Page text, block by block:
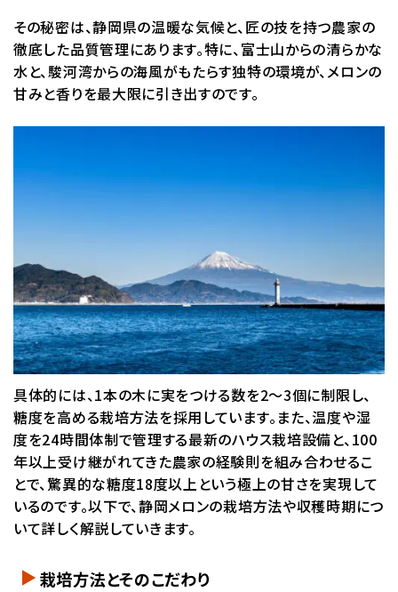
その秘密は、静岡県の温暖な気候と、匠の技を持つ農家の
徹底した品質管理にあります。特に、富士山からの清らかな
水と、駿河湾からの海風がもたらす独特の環境が、メロンの
甘みと香りを最大限に引き出すのです。
具体的には、1本の木に実をつける数を2～3個に制限し、
糖度を高める栽培方法を採用しています。また、温度や湿
度を24時間体制で管理する最新のハウス栽培設備と、100
年以上受け継がれてきた農家の経験則を組み合わせるこ
とで、驚異的な糖度18度以上という極上の甘さを実現して
いるのです。以下で、静岡メロンの栽培方法や収穫時期につ
いて詳しく解説していきます。
栽培方法とそのこだわり